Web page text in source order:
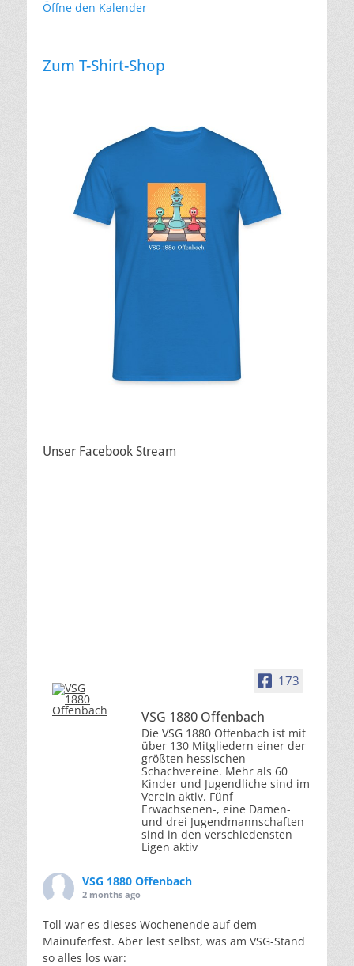
Öffne den Kalender
Zum T-Shirt-Shop
Unser Facebook Stream
173
VSG 1880 Offenbach
Die VSG 1880 Offenbach ist mit
über 130 Mitgliedern einer der
größten hessischen
Schachvereine. Mehr als 60
Kinder und Jugendliche sind im
Verein aktiv. Fünf
Erwachsenen-, eine Damen-
und drei Jugendmannschaften
sind in den verschiedensten
Ligen aktiv
VSG 1880 Offenbach
2 months ago
Toll war es dieses Wochenende auf dem
Mainuferfest. Aber lest selbst, was am VSG-Stand
so alles los war: